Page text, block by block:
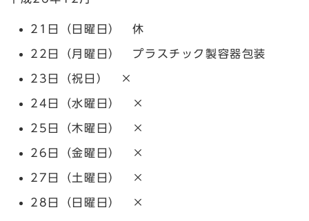
21日（日曜日） 休
22日（月曜日） プラスチック製容器包装
23日（祝日） ×
24日（水曜日） ×
25日（木曜日） ×
26日（金曜日） ×
27日（土曜日） ×
28日（日曜日） ×